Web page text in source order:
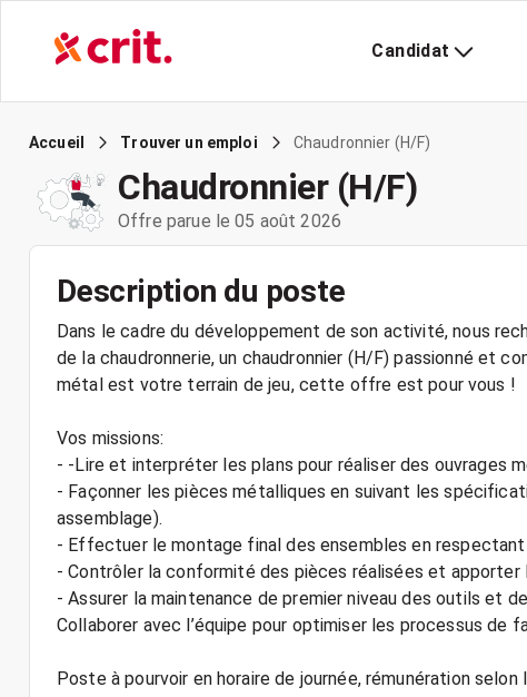
Candidat
Accueil Trouver un emploi Chaudronnier (H/F)
Chaudronnier (H/F)
Offre parue le 05 août 2026
Description du poste
Dans le cadre du développement de son activité, nous
de la chaudronnerie, un chaudronnier (H/F) passionné et
métal est votre terrain de jeu, cette offre est pour vous !
Vos missions:
- -Lire et interpréter les plans pour réaliser des ouvrages
- Façonner les pièces métalliques en suivant les
assemblage).
- Effectuer le montage final des ensembles en
- Contrôler la conformité des pièces réalisées et apporter
- Assurer la maintenance de premier niveau des outils et
Collaborer avec l’équipe pour optimiser les processus de